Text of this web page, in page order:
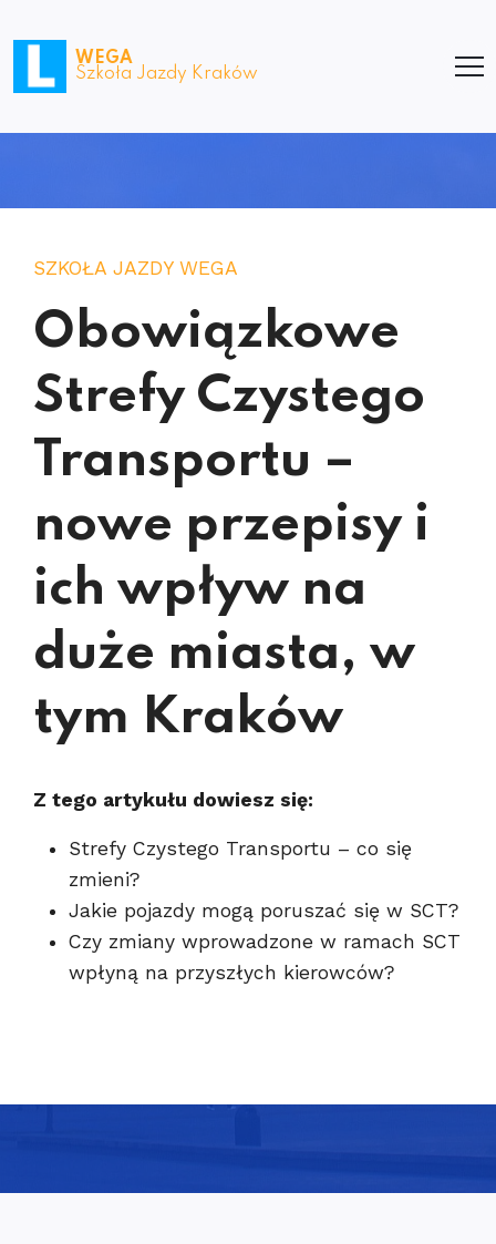
WEGA
Szkoła Jazdy Kraków
SZKOŁA JAZDY WEGA
Obowiązkowe
Strefy Czystego
Transportu –
nowe przepisy i
ich wpływ na
duże miasta, w
tym Kraków
Z tego artykułu dowiesz się:
Strefy Czystego Transportu – co się
zmieni?
Jakie pojazdy mogą poruszać się w SCT?
Czy zmiany wprowadzone w ramach SCT
wpłyną na przyszłych kierowców?